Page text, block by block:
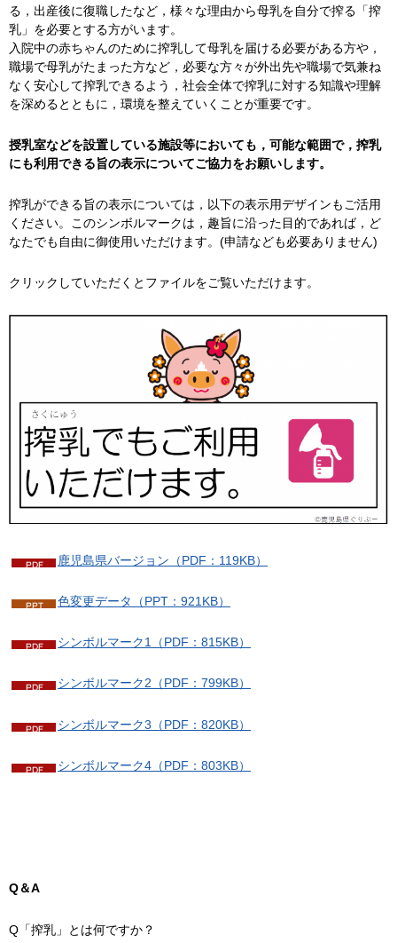
る，出産後に復職したなど，様々な理由から母乳を自分で搾る「搾
乳」を必要とする方がいます。
入院中の赤ちゃんのために搾乳して母乳を届ける必要がある方や，
職場で母乳がたまった方など，必要な方々が外出先や職場で気兼ね
なく安心して搾乳できるよう，社会全体で搾乳に対する知識や理解
を深めるとともに，環境を整えていくことが重要です。
授乳室などを設置している施設等においても，可能な範囲で，搾乳
にも利用できる旨の表示についてご協力をお願いします。
搾乳ができる旨の表示については，以下の表示用デザインもご活用
ください。このシンボルマークは，趣旨に沿った目的であれば，ど
なたでも自由に御使用いただけます。(申請なども必要ありません)
クリックしていただくとファイルをご覧いただけます。
鹿児島県バージョン（PDF：119KB）
色変更データ（PPT：921KB）
シンボルマーク1（PDF：815KB）
シンボルマーク2（PDF：799KB）
シンボルマーク3（PDF：820KB）
シンボルマーク4（PDF：803KB）
Q＆A
Q「搾乳」とは何ですか？